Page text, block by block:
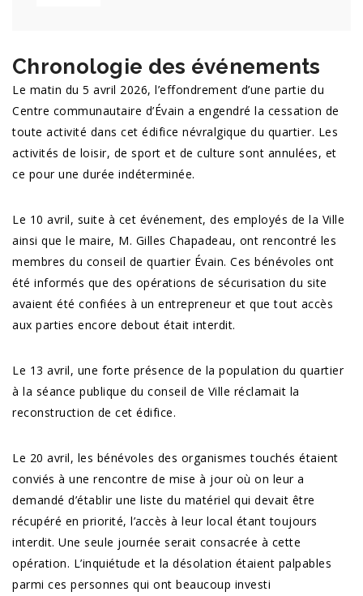
Chronologie des événements
Le matin du 5 avril 2026, l’effondrement d’une partie du
Centre communautaire d’Évain a engendré la cessation de
toute activité dans cet édifice névralgique du quartier. Les
activités de loisir, de sport et de culture sont annulées, et
ce pour une durée indéterminée.
Le 10 avril, suite à cet événement, des employés de la Ville
ainsi que le maire, M. Gilles Chapadeau, ont rencontré les
membres du conseil de quartier Évain. Ces bénévoles ont
été informés que des opérations de sécurisation du site
avaient été confiées à un entrepreneur et que tout accès
aux parties encore debout était interdit.
Le 13 avril, une forte présence de la population du quartier
à la séance publique du conseil de Ville réclamait la
reconstruction de cet édifice.
Le 20 avril, les bénévoles des organismes touchés étaient
conviés à une rencontre de mise à jour où on leur a
demandé d’établir une liste du matériel qui devait être
récupéré en priorité, l’accès à leur local étant toujours
interdit. Une seule journée serait consacrée à cette
opération. L’inquiétude et la désolation étaient palpables
parmi ces personnes qui ont beaucoup investi